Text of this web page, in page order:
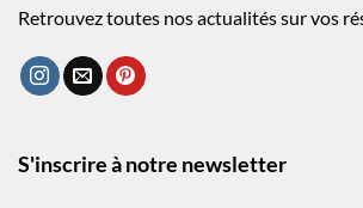
Retrouvez toutes nos actualités sur vos
S'inscrire à notre newsletter